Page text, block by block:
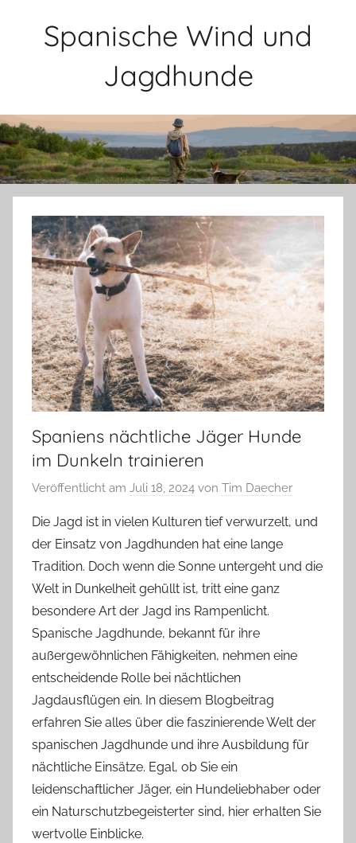
Spanische Wind und
Jagdhunde
Spaniens nächtliche Jäger Hunde
im Dunkeln trainieren
Veröffentlicht am Juli 18, 2024 von Tim Daecher
Die Jagd ist in vielen Kulturen tief verwurzelt, und
der Einsatz von Jagdhunden hat eine lange
Tradition. Doch wenn die Sonne untergeht und die
Welt in Dunkelheit gehüllt ist, tritt eine ganz
besondere Art der Jagd ins Rampenlicht.
Spanische Jagdhunde, bekannt für ihre
außergewöhnlichen Fähigkeiten, nehmen eine
entscheidende Rolle bei nächtlichen
Jagdausflügen ein. In diesem Blogbeitrag
erfahren Sie alles über die faszinierende Welt der
spanischen Jagdhunde und ihre Ausbildung für
nächtliche Einsätze. Egal, ob Sie ein
leidenschaftlicher Jäger, ein Hundeliebhaber oder
ein Naturschutzbegeisterter sind, hier erhalten Sie
wertvolle Einblicke.